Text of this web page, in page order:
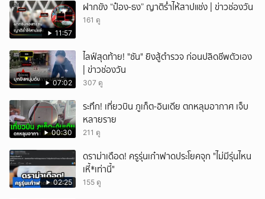
11:57
ฝากขัง “ป๋อง-ธง” ญาติร่ำไห้สาปแช่ง | ข่าวช่องวัน
161 ดู
07:02
ไลฟ์สุดท้าย! "ซัน" ยิงสู้ตำรวจ ก่อนปลิดชีพตัวเอง
| ข่าวช่องวัน
307 ดู
00:30
ระทึก! เที่ยวบิน ภูเก็ต-อินเดีย ตกหลุมอากาศ เจ็บ
หลายราย
211 ดู
02:25
ดราม่าเดือด! ครูรุ่นเก๋าฟาดประโยคจุก "ไม่มีรุ่นไหน
เหี้*เท่านี้"
155 ดู